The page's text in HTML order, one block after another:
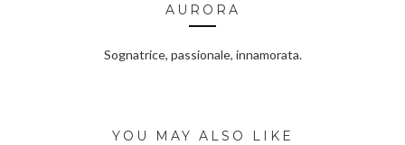
AURORA
Sognatrice, passionale, innamorata.
YOU MAY ALSO LIKE